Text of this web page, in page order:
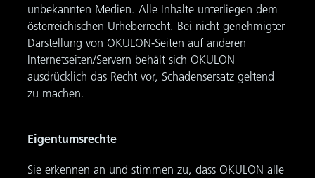
unbekannten Medien. Alle Inhalte unterliegen dem
österreichischen Urheberrecht. Bei nicht genehmigter
Darstellung von OKULON-Seiten auf anderen
Internetseiten/Servern behält sich OKULON
ausdrücklich das Recht vor, Schadensersatz geltend
zu machen.
Eigentumsrechte
Sie erkennen an und stimmen zu, dass OKULON alle